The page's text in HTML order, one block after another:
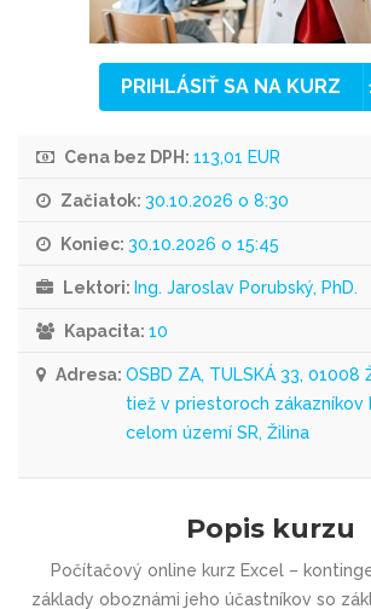
PRIHLÁSIŤ SA NA KURZ
Cena bez DPH: 113,01 EUR
Začiatok: 30.10.2026 o 8:30
Koniec: 30.10.2026 o 15:45
Lektori: Ing. Jaroslav Porubský, PhD.
Kapacita: 10
Adresa: OSBD ZA, TULSKÁ 33,
tiež v priestoroch zákazníkov
celom území SR, Žilina
Popis kurzu
Počítačový online kurz Excel –
základy oboznámi jeho účastníkov so